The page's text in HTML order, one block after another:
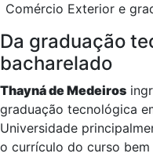
Comércio Exterior e
Da graduação
bacharelado
Thayná de Medeiros
graduação tecnológica
Universidade
o currículo do curso bem